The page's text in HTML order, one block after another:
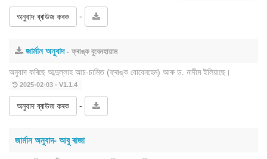
অনুবাদ ব্ৰাউজ কৰক -
জাৰ্মান অনুবাদ- ফ্ৰাঙ্ক বুবেনহায়াম
অনুবাদ কৰিছে আব্দুল্লাহ আচ-চামিত (ফ্ৰাঙ্ক বোবেনহেম) আৰু ড. নাদীম ইলিয়াছে।
2025-02-03 - V1.1.4
অনুবাদ ব্ৰাউজ কৰক -
জাৰ্মান অনুবাদ- আবু ৰাজা